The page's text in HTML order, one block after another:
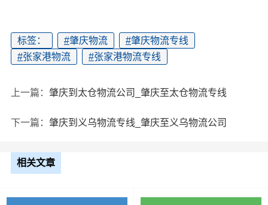
标签： #肇庆物流 #肇庆物流专线
#张家港物流 #张家港物流专线
上一篇： 肇庆到太仓物流公司_肇庆至太仓物流专线
下一篇： 肇庆到义乌物流专线_肇庆至义乌物流公司
相关文章